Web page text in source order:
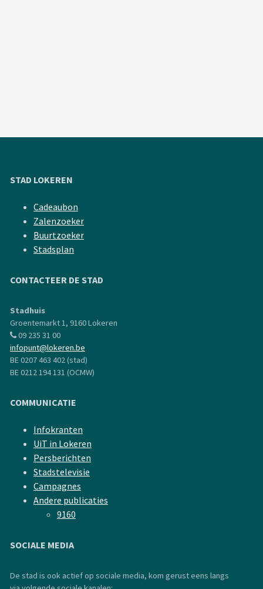
STAD LOKEREN
Cadeaubon
Zalenzoeker
Buurtzoeker
Stadsplan
CONTACTEER DE STAD
Stadhuis
Groentemarkt 1, 9160 Lokeren
09 235 31 00
infopunt@lokeren.be
BE 0207 463 402 (stad)
BE 0212 194 131 (OCMW)
COMMUNICATIE
Infokranten
UiT in Lokeren
Persberichten
Stadstelevisie
Campagnes
Andere publicaties
9160
SOCIALE MEDIA
De stad is ook actief op sociale media, kom gerust eens langs